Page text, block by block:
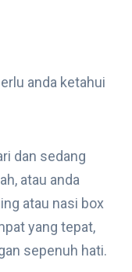
anda ketahui
dan sedang
atau anda
atau nasi box
yang tepat,
sepenuh hati.